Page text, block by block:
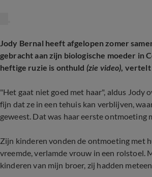
Jody Bernal heeft afgelopen zomer
gebracht aan zijn biologische moeder in
heftige ruzie is onthuld (zie video), vertelt
"Het gaat niet goed met haar", aldus Jody
fijn dat ze in een tehuis kan verblijven,
geweest. Dat was haar eerste ontmoeting
Zijn kinderen vonden de ontmoeting met
vreemde, verlamde vrouw in een rolstoel.
kinderen van mijn broer, zij hadden